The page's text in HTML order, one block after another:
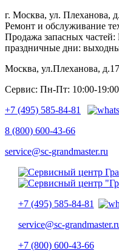
г. Москва, ул. Плеханова,
Ремонт и обслуживание
Продажа запасных
праздничные дни:
Москва, ул.Плеханова, д.17
Сервис: Пн-Пт: 10:00-
+7 (495) 585-84-81
8 (800) 600-43-66
service@sc-grandmaster.ru
+7 (495) 585-84-81
service@sc-
+7 (800) 600-43-66